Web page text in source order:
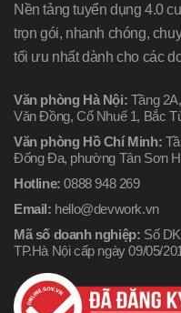
Nền tảng tuyển dụng 4.0
trọn gói, nhanh chóng,
tối ưu nhất dành cho các
Văn phòng Hà Nội: Tầng
Văn Đồng, Cổ Nhuế 1, Bắc
Văn phòng Hồ Chí Minh:
Đống Đa, phường Tân Sơn
Hotline: 0888 948 269
Email: hello@devwork.vn
Mã số doanh nghiệp: Số
TP.Hà Nội cấp ngày 09/05/